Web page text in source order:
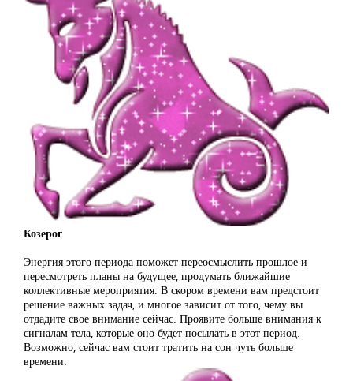
Козерог
Энергия этого периода поможет переосмыслить прошлое и
пересмотреть планы на будущее, продумать ближайшие
коллективные мероприятия. В скором времени вам предстоит
решение важных задач, и многое зависит от того, чему вы
отдадите свое внимание сейчас. Проявите больше внимания к
сигналам тела, которые оно будет посылать в этот период.
Возможно, сейчас вам стоит тратить на сон чуть больше
времени.